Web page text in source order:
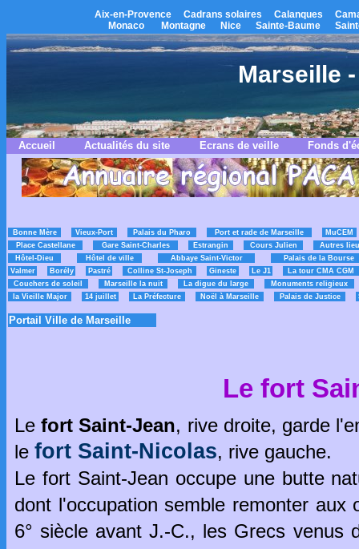
Aix-en-Provence Cadrans solaires Calanques
Monaco
Montagne Nice Sainte-Baume
Marseille
Accueil Actualités du site Ecrans de veille Fonds
Bonne Mère Vieux-Port Palais du Pharo Port et rade de Marseille
MuCEM
Place Castellane
Gare Saint-Charles Estrangin Cours Julien
Autres
Hôtel-Dieu
Hôtel de ville Abbaye Saint-Victor
Palais de la Bourse
Valmer
Borély Pastré Colline St-Joseph Gineste Le J1
La tour CMA CGM
Couchers de soleil
Marseille la nuit La digue du large
Monuments religieux
la Vieille Major
14 juillet La Préfecture Noël à Marseille Palais de Justice
Portail Ville de Marseille
Le fort
Lefort Saint-Jean, rive droite, garde
le fort Saint-Nicolas, rive gauche.
Le fort Saint-Jean occupe une butte
dont l'occupation semble remonter aux
6° siècle avant J.-C., les Grecs venus